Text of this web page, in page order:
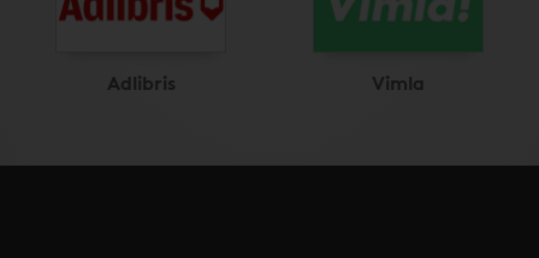
Adlibris Vimla